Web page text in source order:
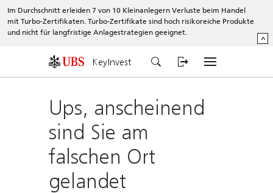
Im Durchschnitt erleiden 7 von 10 Kleinanlegern Verluste beim Handel
mit Turbo-Zertifikaten. Turbo-Zertifikate sind hoch risikoreiche Produkte
und nicht für langfristige Anlagestrategien geeignet.
^
KeyInvest
Ups, anscheinend
sind Sie am
falschen Ort
gelandet